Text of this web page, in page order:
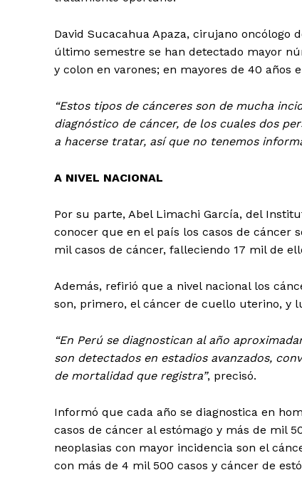
David Sucacahua Apaza, cirujano oncólogo
último semestre se han detectado mayor
y colon en varones; en mayores de 40 años
“Estos tipos de cánceres son de mucha
diagnóstico de cáncer, de los cuales dos
a hacerse tratar, así que no tenemos
A NIVEL NACIONAL
Por su parte, Abel Limachi García, del
conocer que en el país los casos de cáncer
mil casos de cáncer, falleciendo 17 mil de
Además, refirió que a nivel nacional los
son, primero, el cáncer de cuello uterino, y
“En Perú se diagnostican al año
son detectados en estadios avanzados,
de mortalidad que registra”, precisó.
Informó que cada año se diagnostica en
casos de cáncer al estómago y más de mil
neoplasias con mayor incidencia son el
con más de 4 mil 500 casos y cáncer de